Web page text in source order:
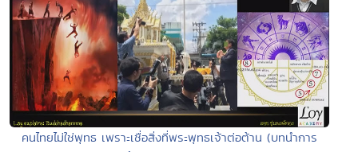
คนไทยไม่ใช่พุทธ เพราะเชื่อสิ่งที่พระพุทธเจ้าต่อต้าน (บทนำการ